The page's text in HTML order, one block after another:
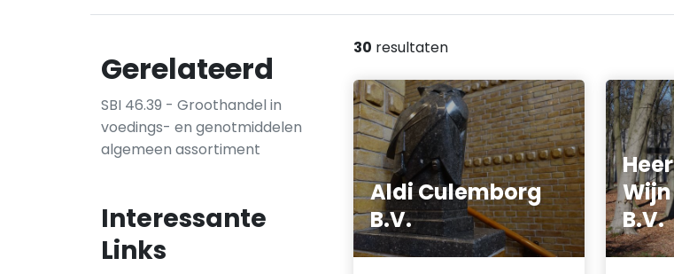
Gerelateerd
SBI 46.39 - Groothandel in
voedings- en genotmiddelen
algemeen assortiment
Interessante
Links
30 resultaten
Aldi Culemborg
B.V.
B.V.